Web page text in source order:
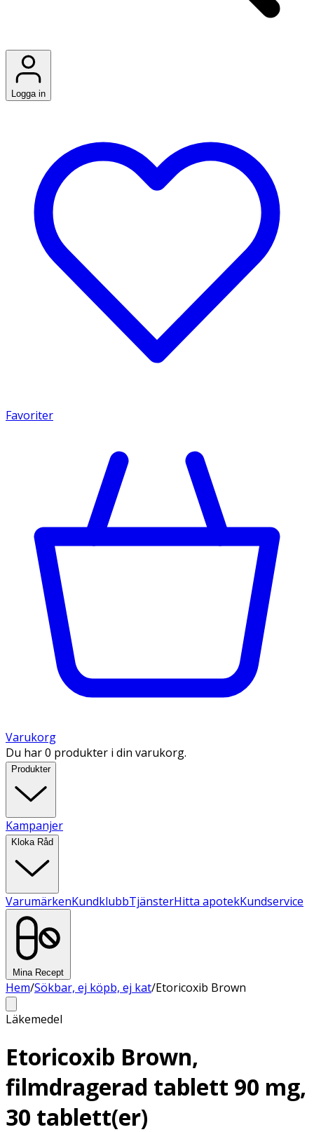
Logga in
Favoriter
Varukorg
Du har 0 produkter i din varukorg.
Produkter
Kampanjer
Kloka Råd
VarumärkenKundklubbTjänsterHitta apotekKundservice
Mina Recept
Hem/Sökbar, ej köpb, ej kat/Etoricoxib Brown
Läkemedel
Etoricoxib Brown,
filmdragerad tablett 90 mg,
30 tablett(er)